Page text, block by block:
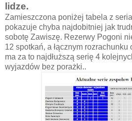
lidze.
Zamieszczona poniżej tabela z
pokazuje chyba najdobitniej jak
sobotę Zawiszę. Rezerwy Pogoni
12 spotkań, a łącznym
ma za to najdłuższą serię 4
wyjazdów bez porażki..